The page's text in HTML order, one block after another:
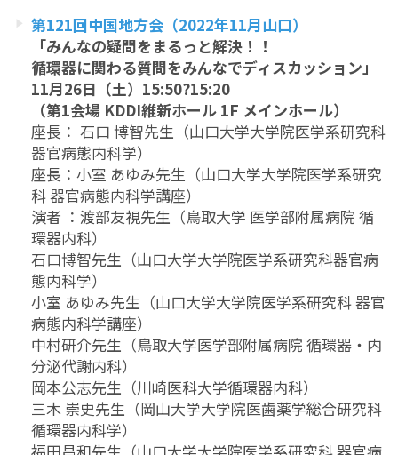
第121回中国地方会（2022年11月山口）
「みんなの疑問をまるっと解決！！
循環器に関わる質問をみんなでディスカッション」
11月26日（土）15:50?15:20
（第1会場 KDDI維新ホール 1F メインホール）
座長： 石口 博智先生（山口大学大学院医学系研究科
器官病態内科学）
座長：小室 あゆみ先生（山口大学大学院医学系研究
科 器官病態内科学講座）
演者 ：渡部友視先生（鳥取大学 医学部附属病院 循
環器内科）
石口博智先生（山口大学大学院医学系研究科器官病
態内科学）
小室 あゆみ先生（山口大学大学院医学系研究科 器官
病態内科学講座）
中村研介先生（鳥取大学医学部附属病院 循環器・内
分泌代謝内科）
岡本公志先生（川崎医科大学循環器内科）
三木 崇史先生（岡山大学大学院医歯薬学総合研究科
循環器内科学）
福田昌和先生（山口大学大学院医学系研究科 器官病